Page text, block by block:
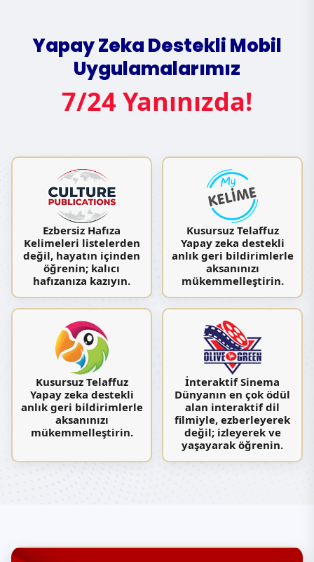
Yapay Zeka Destekli Mobil
Uygulamalarımız
7/24 Yanınızda!
Ezbersiz Hafıza
Kelimeleri listelerden
değil, hayatın içinden
öğrenin; kalıcı
hafızanıza kazıyın.
Kusursuz Telaffuz
Yapay zeka destekli
anlık geri bildirimlerle
aksanınızı
mükemmelleştirin.
Kusursuz Telaffuz
Yapay zeka destekli
anlık geri bildirimlerle
aksanınızı
mükemmelleştirin.
İnteraktif Sinema
Dünyanın en çok ödül
alan interaktif dil
filmiyle, ezberleyerek
değil; izleyerek ve
yaşayarak öğrenin.